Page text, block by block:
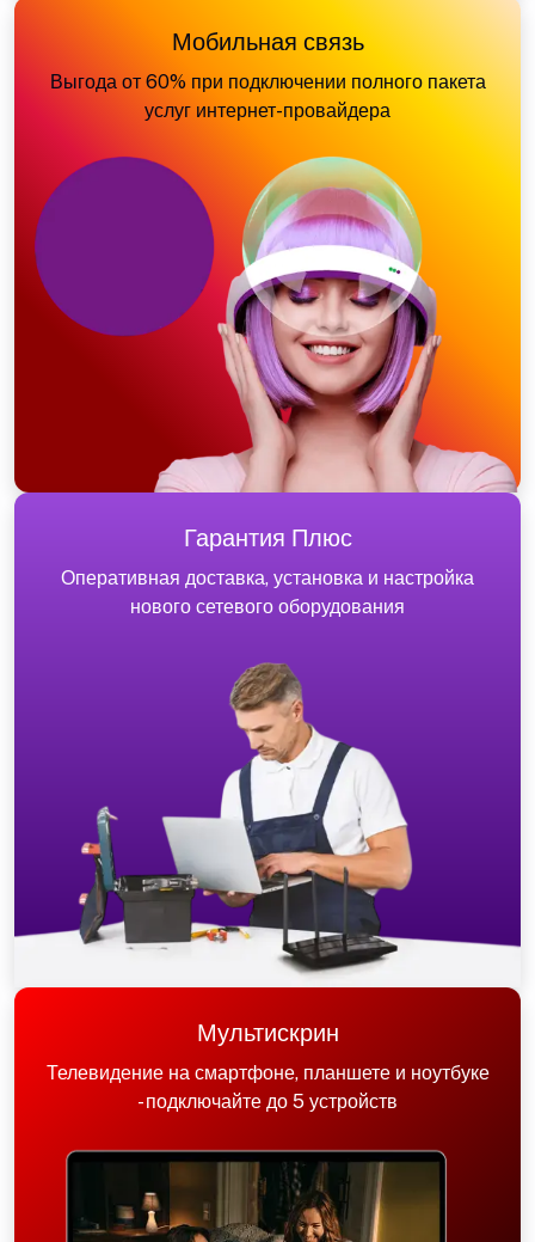
Мобильная связь
Выгода от 60% при подключении полного пакета
услуг интернет-провайдера
Гарантия Плюс
Оперативная доставка, установка и настройка
нового сетевого оборудования
Мультискрин
Телевидение на смартфоне, планшете и ноутбуке
- подключайте до 5 устройств